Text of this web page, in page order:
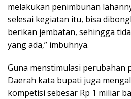
melakukan penimbunan
selesai kegiatan itu, bisa
berikan jembatan, sehingga
yang ada,” imbuhnya.
Guna menstimulasi perubahan
Daerah kata bupati juga
kompetisi sebesar Rp 1 miliar